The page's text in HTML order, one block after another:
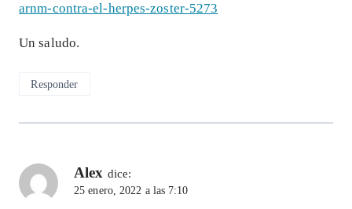
arnm-contra-el-herpes-zoster-5273
Un saludo.
Responder
Alex dice:
25 enero, 2022 a las 7:10